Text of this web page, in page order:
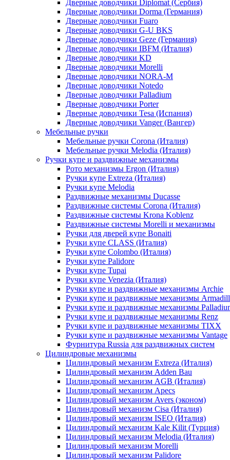
Дверные доводчики Diplomat (Сербия)
Дверные доводчики Dorma (Германия)
Дверные доводчики Fuaro
Дверные доводчики G-U BKS
Дверные доводчики Geze (Германия)
Дверные доводчики IBFM (Италия)
Дверные доводчики KD
Дверные доводчики Morelli
Дверные доводчики NORA-M
Дверные доводчики Notedo
Дверные доводчики Palladium
Дверные доводчики Porter
Дверные доводчики Tesa (Испания)
Дверные доводчики Vanger (Вангер)
Мебельные ручки
Мебельные ручки Corona (Италия)
Мебельные ручки Melodia (Италия)
Ручки купе и раздвижные механизмы
Рото механизмы Ergon (Италия)
Ручки купе Extreza (Италия)
Ручки купе Melodia
Раздвижные механизмы Ducasse
Раздвижные системы Corona (Италия)
Раздвижные системы Krona Koblenz
Раздвижные системы Morelli и механизмы
Ручки для дверей купе Bonaiti
Ручки купе CLASS (Италия)
Ручки купе Colombo (Италия)
Ручки купе Palidore
Ручки купе Tupai
Ручки купе Venezia (Италия)
Ручки купе и раздвижные механизмы Archie
Ручки купе и раздвижные механизмы
Ручки купе и раздвижные механизмы
Ручки купе и раздвижные механизмы Renz
Ручки купе и раздвижные механизмы TIXX
Ручки купе и раздвижные механизмы Vantage
Фурнитура Russia для раздвижных систем
Цилиндровые механизмы
Цилиндровый механизм Extreza (Италия)
Цилиндровый механизм Adden Bau
Цилиндровый механизм AGB (Италия)
Цилиндровый механизм Apecs
Цилиндровый механизм Avers (эконом)
Цилиндровый механизм Cisa (Италия)
Цилиндровый механизм ISEO (Италия)
Цилиндровый механизм Kale Kilit (Турция)
Цилиндровый механизм Melodia (Италия)
Цилиндровый механизм Morelli
Цилиндровый механизм Palidore